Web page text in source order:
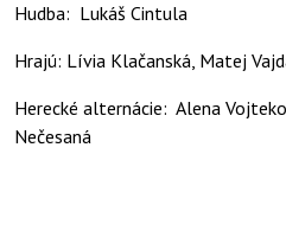
Hudba: Lukáš Cintula
Hrajú: Lívia
Herecké alternácie: Alena
Nečesaná